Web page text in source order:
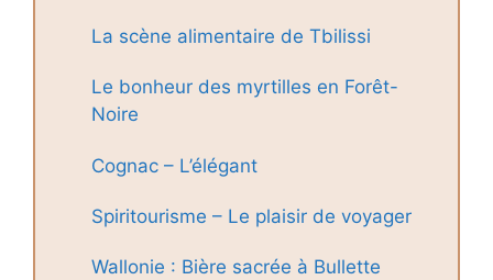
La scène alimentaire de Tbilissi
Le bonheur des myrtilles en Forêt-
Noire
Cognac – L’élégant
Spiritourisme – Le plaisir de voyager
Wallonie : Bière sacrée à Bullette